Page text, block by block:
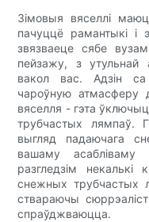
Зімовыя вяселлі
пачуццё рамантыкі і
звязваеце сябе
пейзажу, з утульнай
вакол вас. Адзін
чароўную атмасферу
вяселля - гэта
трубчастых лямпаў.
выгляд падаючага
вашаму
разгледзім некалькі
снежных трубчастых
ствараючы
спраўджваюцца.